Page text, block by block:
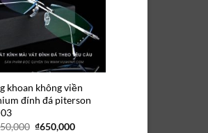
khoan không viền
đính đá piterson
Giá
₫650,000Giá